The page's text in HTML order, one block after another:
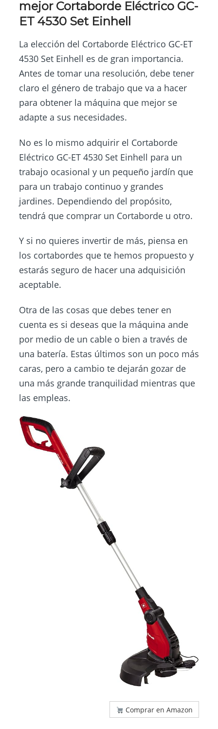
mejor Cortaborde Eléctrico GC-
ET 4530 Set Einhell
La elección del Cortaborde Eléctrico GC-ET
4530 Set Einhell es de gran importancia.
Antes de tomar una resolución, debe tener
claro el género de trabajo que va a hacer
para obtener la máquina que mejor se
adapte a sus necesidades.
No es lo mismo adquirir el Cortaborde
Eléctrico GC-ET 4530 Set Einhell para un
trabajo ocasional y un pequeño jardín que
para un trabajo continuo y grandes
jardines. Dependiendo del propósito,
tendrá que comprar un Cortaborde u otro.
Y si no quieres invertir de más, piensa en
los cortabordes que te hemos propuesto y
estarás seguro de hacer una adquisición
aceptable.
Otra de las cosas que debes tener en
cuenta es si deseas que la máquina ande
por medio de un cable o bien a través de
una batería. Estas últimos son un poco más
caras, pero a cambio te dejarán gozar de
una más grande tranquilidad mientras que
las empleas.
Comprar en Amazon